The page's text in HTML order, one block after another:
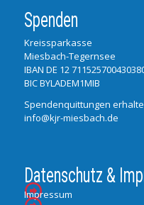
Spenden
Kreissparkasse
Miesbach-Tegernsee
IBAN DE 12
BIC BYLADEM1MIB
Spendenquittungen
info@kjr-miesbach.de
Datenschutz &
Impressum